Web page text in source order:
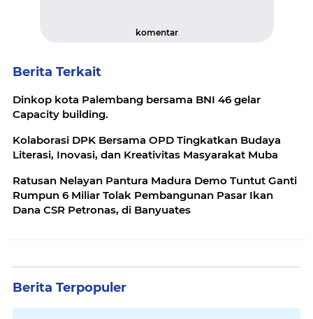
komentar
Berita Terkait
Dinkop kota Palembang bersama BNI 46 gelar
Capacity building.
Kolaborasi DPK Bersama OPD Tingkatkan Budaya
Literasi, Inovasi, dan Kreativitas Masyarakat Muba
Ratusan Nelayan Pantura Madura Demo Tuntut Ganti
Rumpun 6 Miliar Tolak Pembangunan Pasar Ikan
Dana CSR Petronas, di Banyuates
Berita Terpopuler